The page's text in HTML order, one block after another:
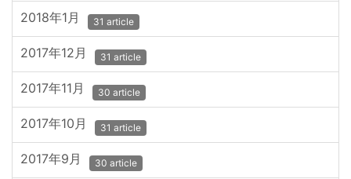
2018年1月 31 article
2017年12月 31 article
2017年11月 30 article
2017年10月 31 article
2017年9月 30 article